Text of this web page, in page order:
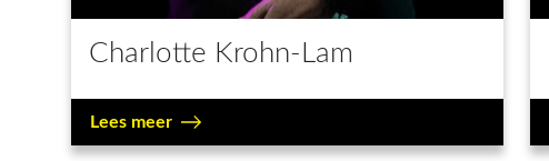
Charlotte Krohn-Lam
Lees meer